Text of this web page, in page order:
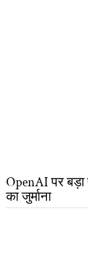
OpenAI पर बड़ा
का जुर्माना